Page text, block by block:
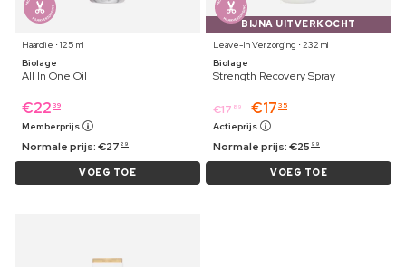
Haarolie ⋅ 125 ml
Biolage
All In One Oil
€22 39
Memberprijs
Normale prijs:€27 29
VOEG TOE
BIJNA UITVERKOCHT
Leave-In Verzorging ⋅ 232 ml
Biolage
Strength Recovery Spray
€17 89 €17 35
Actieprijs
Normale prijs:€25 99
VOEG TOE